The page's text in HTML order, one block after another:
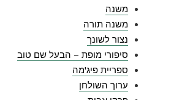
משנה
משנה תורה
נצור לשונך
סיפורי מופת – הבעל שם טוב
ספריית פיג'מה
ערוך השולחן